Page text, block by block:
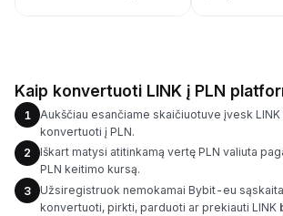
Kaip konvertuoti LINK į PLN
1
Aukščiau esančiame skaičiuotuve įvesk
konvertuoti į PLN.
2
Iškart matysi atitinkamą vertę PLN valiuta
PLN keitimo kursą.
3
Užsiregistruok nemokamai Bybit-eu
konvertuoti, pirkti, parduoti ar prekiauti LINK